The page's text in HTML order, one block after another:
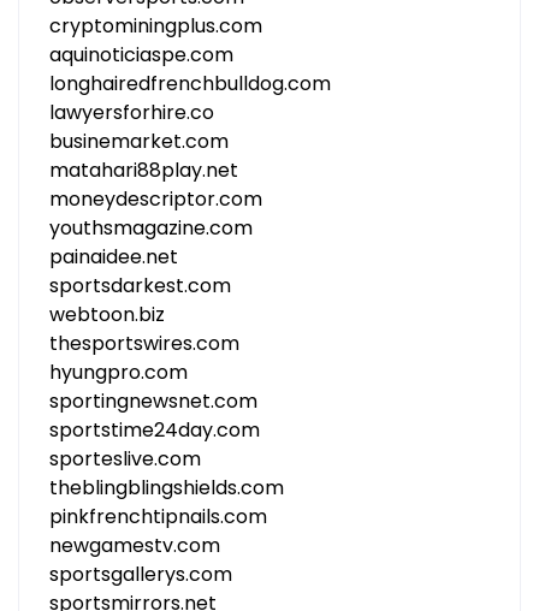
cryptominingplus.com
aquinoticiaspe.com
longhairedfrenchbulldog.com
lawyersforhire.co
businemarket.com
matahari88play.net
moneydescriptor.com
youthsmagazine.com
painaidee.net
sportsdarkest.com
webtoon.biz
thesportswires.com
hyungpro.com
sportingnewsnet.com
sportstime24day.com
sporteslive.com
theblingblingshields.com
pinkfrenchtipnails.com
newgamestv.com
sportsgallerys.com
sportsmirrors.net